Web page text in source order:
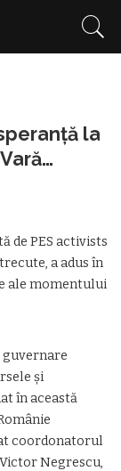
la
de PES activists
a adus în
ale momentului
guvernare
și
în această
coordonatorul
Negrescu,